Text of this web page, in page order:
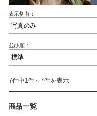
表示切替：
並び順：
7件中1件～7件を表示
商品一覧